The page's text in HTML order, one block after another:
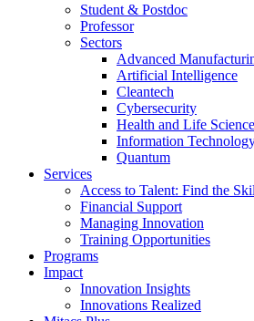
Student & Postdoc
Professor
Sectors
Advanced
Artificial Intelligence
Cleantech
Cybersecurity
Health and Life
Information
Quantum
Services
Access to Talent: Find the
Financial Support
Managing Innovation
Training Opportunities
Programs
Impact
Innovation Insights
Innovations Realized